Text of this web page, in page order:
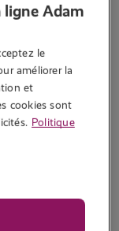
une véritable
d’imagination.
elle le fait
ligne Adam
le
améliorer la
et
cookies sont
Politique